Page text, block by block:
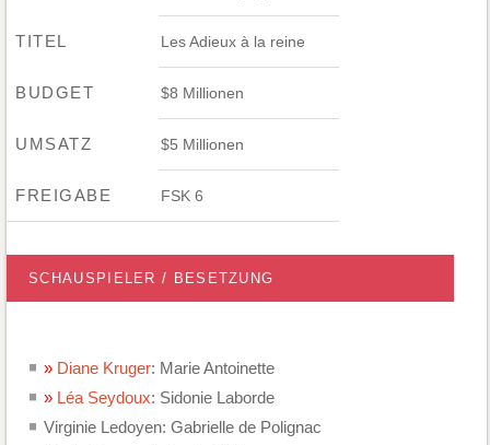
TITEL Les Adieux à la reine
BUDGET $8 Millionen
UMSATZ $5 Millionen
FREIGABE FSK 6
SCHAUSPIELER / BESETZUNG
Diane Kruger: Marie Antoinette
Léa Seydoux: Sidonie Laborde
Virginie Ledoyen: Gabrielle de Polignac